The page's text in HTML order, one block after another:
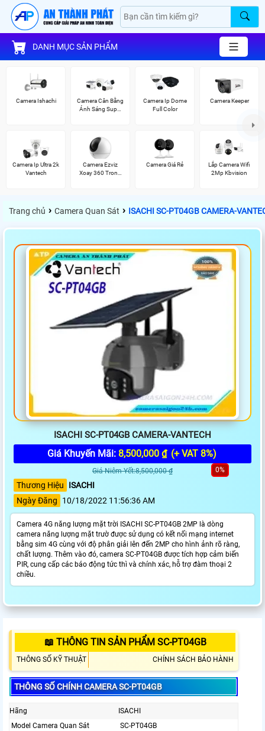
DANH MỤC SẢN PHẨM
Camera Ishachi
Camera Cân Bằng
Ánh Sáng Super
Camera Ip Dome
Full Color
Camera Keeper
Camera Ip Ultra 2k
Vantech
Camera Ezviz
Xoay 360 Trong
Camera Giá Rẻ
Lắp Camera Wifi
2Mp Kbvision
Trang chủ › Camera Quan Sát › ISACHI SC-PT04GB CAMERA-
ISACHI SC-PT04GB CAMERA-VANTECH
Giá Khuyến Mãi: 8,500,000 ₫ (+ VAT 8%)
Giá Niêm Yết:8,500,000 ₫ 0%
Thương Hiệu
ISACHI
Ngày Đăng
10/18/2022 11:56:36 AM
Camera 4G năng lượng mặt trời ISACHI SC-PT04GB 2MP là dòng
camera năng lượng mặt trườ được sử dụng có kết nối mạng internet
bằng sim 4G cùng với độ phân giải lên đến 2MP cho hình ảnh rõ ràng,
chất lượng. Thêm vào đó, camera SC-PT04GB được tích hợp cảm biến
PIR, cung cấp các báo động tức thì và chính xác, hỗ trợ đàm thoại 2
chiều.
📖 THÔNG TIN SẢN PHẨM SC-PT04GB
THÔNG SỐ KỸ THUẬT CHÍNH SÁCH BẢO HÀNH
THÔNG SỐ CHÍNH CAMERA SC-PT04GB
Hãng
ISACHI
Model Camera Quan Sát
SC-PT04GB